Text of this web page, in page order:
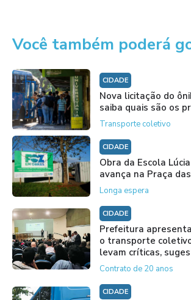
Você também poderá
CIDADE
Nova licitação do
saiba quais são os
Transporte coletivo
CIDADE
Obra da Escola
avança na Praça
Longa espera
CIDADE
Prefeitura
o transporte
levam críticas,
Contrato de 20 anos
CIDADE